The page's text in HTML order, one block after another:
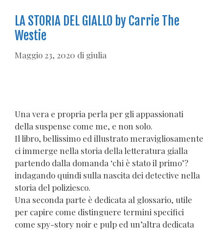
LA STORIA DEL GIALLO by Carrie The
Westie
Maggio 23, 2020 di giulia
Una vera e propria perla per gli appassionati
della suspense come me, e non solo.
Il libro, bellissimo ed illustrato meravigliosamente
ci immerge nella storia della letteratura gialla
partendo dalla domanda ‘chi è stato il primo’?
indagando quindi sulla nascita dei detective nella
storia del poliziesco.
Una seconda parte è dedicata al glossario, utile
per capire come distinguere termini specifici
come spy-story noir e pulp ed un’altra dedicata